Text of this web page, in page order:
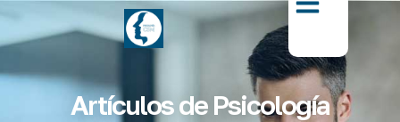
Artículos de Psicología